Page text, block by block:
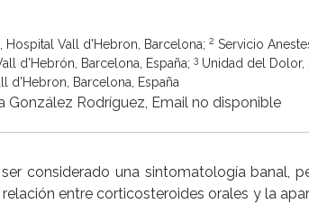
Vall d'Hebron, Barcelona; 2 Servicio
d’Hebrón, Barcelona, España; 3 Unidad del Dolor,
d’Hebron, Barcelona, España
González Rodríguez, Email no disponible
considerado una sintomatología banal,
entre corticosteroides orales y la